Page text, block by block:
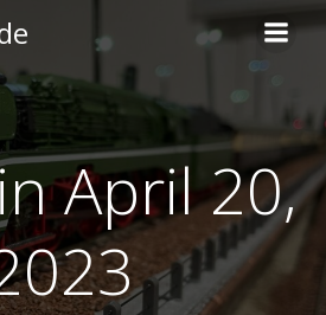
Inhalt
springen
April 20,